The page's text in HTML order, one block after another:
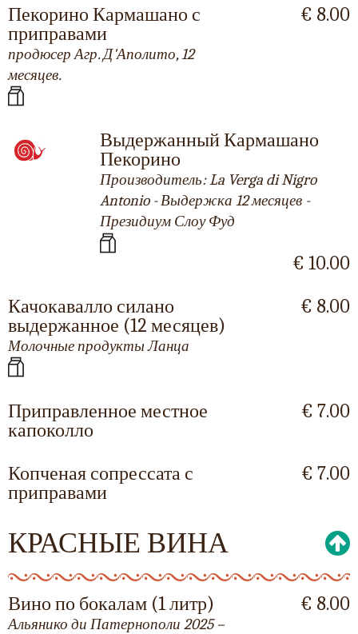
Пекорино Кармашано с
приправами
продюсер Агр. Д'Аполито, 12
месяцев.
€ 8.00
Выдержанный Кармашано
Пекорино
Производитель: La Verga di Nigro
Antonio - Выдержка 12 месяцев -
Президиум Слоу Фуд
€ 10.00
Качокавалло силано
выдержанное (12 месяцев)
Молочные продукты Ланца
€ 8.00
Приправленное местное
капоколло
€ 7.00
Копченая сопрессата с
приправами
€ 7.00
КРАСНЫЕ ВИНА
Вино по бокалам (1 литр)
Альянико ди Патернополи 2025 –
€ 8.00